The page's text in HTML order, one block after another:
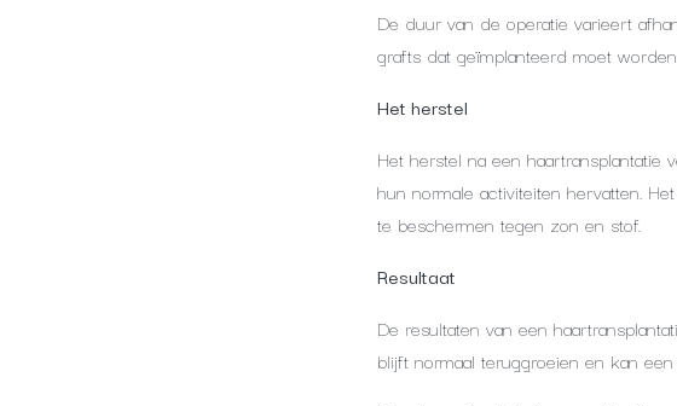
De duur van de operatie varieert
grafts dat geïmplanteerd moet
Het herstel
Het herstel na een
hun normale activiteiten hervatten.
te beschermen tegen zon en stof.
Resultaat​
De resultaten van een
blijft normaal teruggroeien en kan een